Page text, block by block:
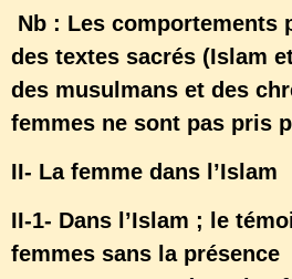
Nb : Les comportements
des textes sacrés (Islam
des musulmans et des
femmes ne sont pas pris
II- La femme dans l’Islam
II-1- Dans l’Islam ; le
femmes sans la présence